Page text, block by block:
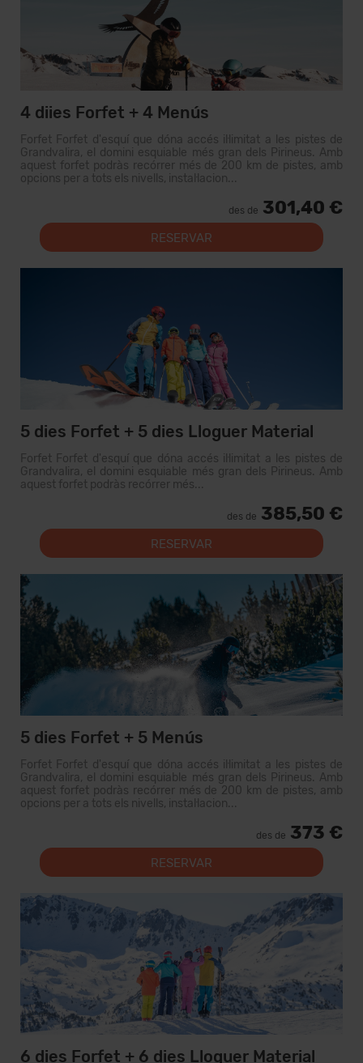
4 diies Forfet + 4 Menús
Forfet Forfet d'esquí que dóna accés il·limitat a les pistes de
Grandvalira, el domini esquiable més gran dels Pirineus. Amb
aquest forfet podràs recórrer més de 200 km de pistes, amb
opcions per a tots els nivells, instal·lacion...
des de 301,40 €
RESERVAR
5 dies Forfet + 5 dies Lloguer Material
Forfet Forfet d'esquí que dóna accés il·limitat a les pistes de
Grandvalira, el domini esquiable més gran dels Pirineus. Amb
aquest forfet podràs recórrer més...
des de 385,50 €
RESERVAR
5 dies Forfet + 5 Menús
Forfet Forfet d'esquí que dóna accés il·limitat a les pistes de
Grandvalira, el domini esquiable més gran dels Pirineus. Amb
aquest forfet podràs recórrer més de 200 km de pistes, amb
opcions per a tots els nivells, instal·lacion...
des de 373 €
RESERVAR
6 dies Forfet + 6 dies Lloguer Material